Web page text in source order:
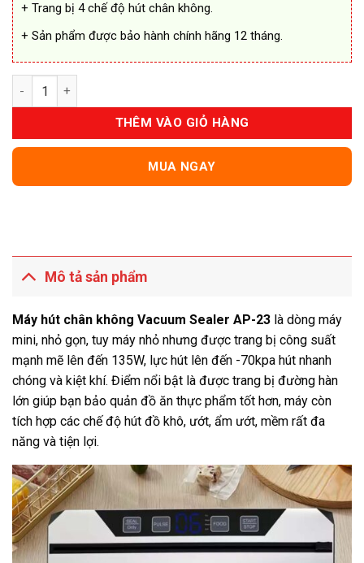
+ Trang bị 4 chế độ hút chân không.
+ Sản phẩm được bảo hành chính hãng 12 tháng.
Máy Hút Chân Không Vacuum Sealer AP-23 số lượng
THÊM VÀO GIỎ HÀNG
MUA NGAY
Mô tả sản phẩm
Máy hút chân không Vacuum Sealer AP-23 là dòng máy
mini, nhỏ gọn, tuy máy nhỏ nhưng được trang bị công suất
mạnh mẽ lên đến 135W, lực hút lên đến -70kpa hút nhanh
chóng và kiệt khí. Điểm nổi bật là được trang bị đường hàn
lớn giúp bạn bảo quản đồ ăn thực phẩm tốt hơn, máy còn
tích hợp các chế độ hút đồ khô, ướt, ẩm ướt, mềm rất đa
năng và tiện lợi.